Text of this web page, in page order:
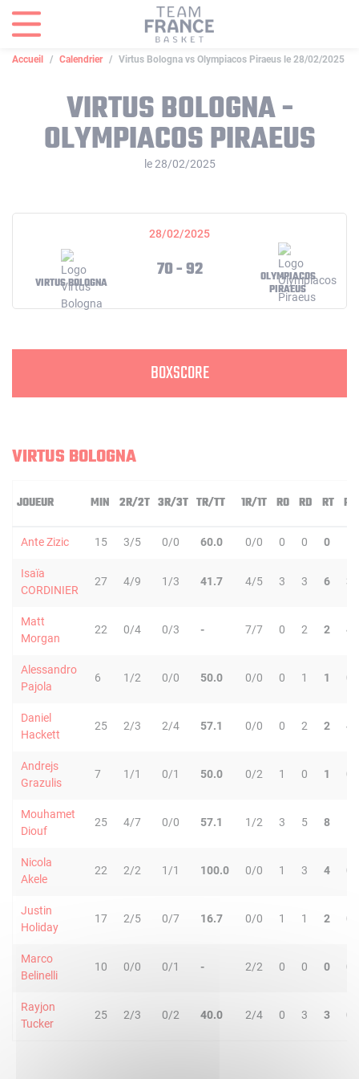
Accueil Calendrier Virtus Bologna vs Olympiacos Piraeus le 28/02/2025
VIRTUS BOLOGNA -
OLYMPIACOS PIRAEUS
le 28/02/2025
28/02/2025
VIRTUS BOLOGNA
70 - 92
OLYMPIACOS
PIRAEUS
BOXSCORE
VIRTUS BOLOGNA
JOUEUR MIN 2R/2T 3R/3T TR/TT 1R/1T RO RD RT PD
Ante Zizic 15 3/5 0/0 60.0 0/0 0 0 0
Isaïa
CORDINIER
27 4/9 1/3 41.7 4/5 3 3 6 3
Matt
Morgan
22 0/4 0/3 - 7/7 0 2 2 4
Alessandro
Pajola
6 1/2 0/0 50.0 0/0 0 1 1 0
Daniel
Hackett
25 2/3 2/4 57.1 0/0 0 2 2 4
Andrejs
Grazulis
7 1/1 0/1 50.0 0/2 1 0 1 0
Mouhamet
Diouf
25 4/7 0/0 57.1 1/2 3 5 8
Nicola
Akele
22 2/2 1/1 100.0 0/0 1 3 4 0
Justin
Holiday
17 2/5 0/7 16.7 0/0 1 1 2 0
Marco
Belinelli
10 0/0 0/1 - 2/2 0 0 0 0
Rayjon
Tucker
25 2/3 0/2 40.0 2/4 0 3 3 0
Panneau de gestion des cookies